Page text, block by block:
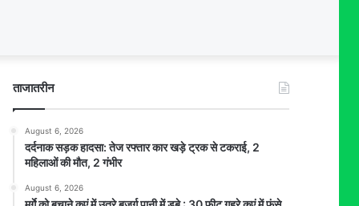
ताजातरीन
August 6, 2026
दर्दनाक सड़क हादसा: तेज रफ्तार कार खड़े ट्रक से टकराई, 2
महिलाओं की मौत, 2 गंभीर
August 6, 2026